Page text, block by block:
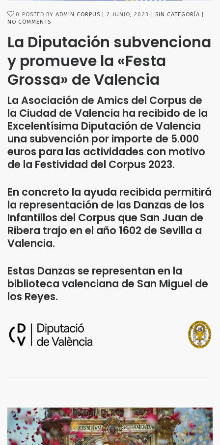
0 POSTED BY ADMIN CORPUS 2 JUNIO, 2023
SIN CATEGORÍA
NO COMMENTS
La Diputación subvenciona
y promueve la «Festa
Grossa» de Valencia
La Asociación de Amics del Corpus de
la Ciudad de Valencia ha recibido de la
Excelentísima Diputación de Valencia
una subvención por importe de 5.000
euros para las actividades con motivo
de la Festividad del Corpus 2023.
En concreto la ayuda recibida permitirá
la representación de las Danzas de los
Infantillos del Corpus que San Juan de
Ribera trajo en el año 1602 de Sevilla a
Valencia.
Estas Danzas se representan en la
biblioteca valenciana de San Miguel de
los Reyes.